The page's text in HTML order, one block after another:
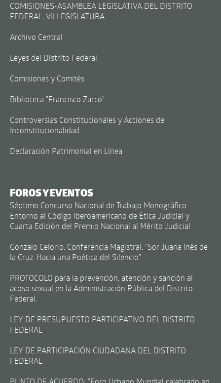
COMISIONES-ASAMBLEA LEGISLATIVA DEL DISTRITO
FEDERAL, VII LEGISLATURA
Archivo Central
Leyes del Distrito Federal
Comisiones y Comités
Biblioteca "Francisco Zarco"
Controversias Constitucionales y Acciones de
Inconstitucionalidad
Declaración Patrimonial en Línea
FOROS Y EVENTOS
Séptimo Concurso Nacional de Trabajo Monográfico
Entorno al Código Iberoamericano de Ética Judicial y
Cuarta Edición del Premio Nacional al Mérito Judicial
Gonzalo Celorio. Conferencia Magistral. "Sor Juana Inés de
la Cruz. Hacia una Poética del Silencio"
PROTOCOLO para la prevención, atención y sanción al
acoso sexual en la Administración Pública del Distrito
Federal.
LEY DE PRESUPUESTO PARTICIPATIVO DEL DISTRITO
FEDERAL
LEY DE PARTICIPACIÓN CIUDADANA DEL DISTRITO
FEDERAL